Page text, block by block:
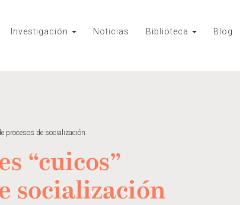
Investigación Noticias Biblioteca Blog
procesos de socialización
“cuicos”
socialización